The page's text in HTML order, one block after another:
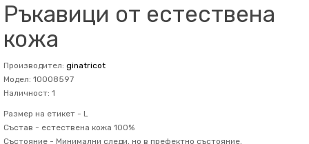
Ръкавици от естествена
кожа
Производител: ginatricot
Модел: 10008597
Наличност: 1
Размер на етикет - L
Състав - естествена кожа 100%
Състояние - Минимални следи, но в префектно състояние.